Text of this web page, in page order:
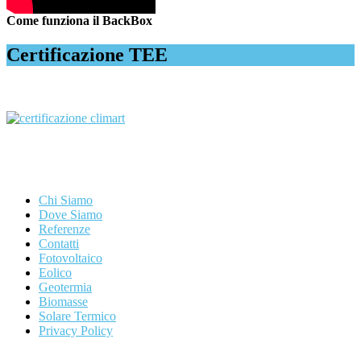
Come funziona il BackBox
Certificazione TEE
Chi Siamo
Dove Siamo
Referenze
Contatti
Fotovoltaico
Eolico
Geotermia
Biomasse
Solare Termico
Privacy Policy